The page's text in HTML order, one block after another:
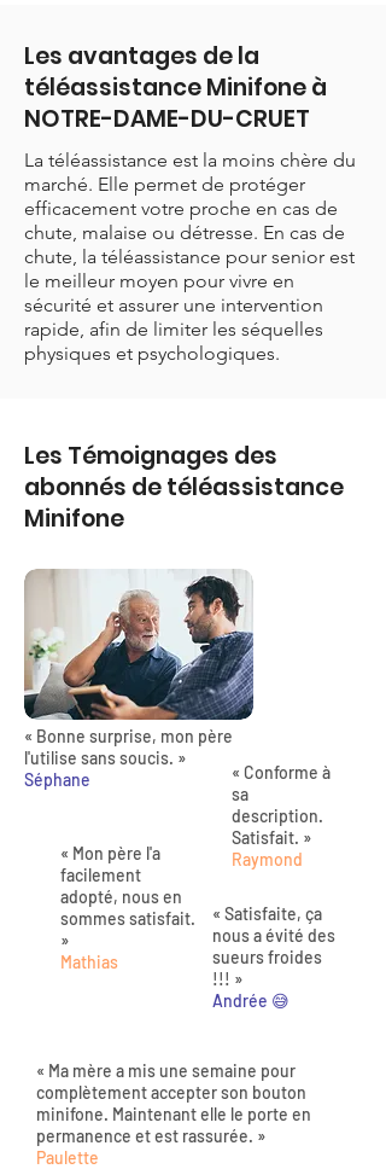
Les avantages de la
téléassistance Minifone à
NOTRE-DAME-DU-CRUET
La téléassistance est la moins chère du
marché. Elle permet de protéger
efficacement votre proche en cas de
chute, malaise ou détresse. En cas de
chute, la téléassistance pour senior est
le meilleur moyen pour vivre en
sécurité et assurer une intervention
rapide, afin de limiter les séquelles
physiques et psychologiques.
Les Témoignages des
abonnés de téléassistance
Minifone
« Bonne surprise, mon père
l'utilise sans soucis. »
Séphane
« Mon père l'a
facilement
adopté, nous en
sommes satisfait.
»
Mathias
« Conforme à
sa
description.
Satisfait. »
Raymond
« Satisfaite, ça
nous a évité des
sueurs froides
!!! »
Andrée 😅
« Ma mère a mis une semaine pour
complètement accepter son bouton
minifone. Maintenant elle le porte en
permanence et est rassurée. »
Paulette